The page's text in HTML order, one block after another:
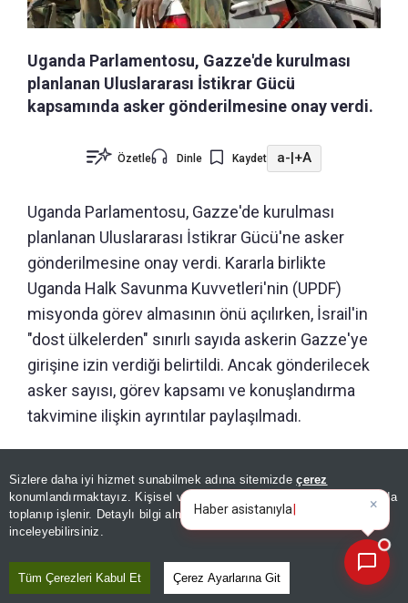
Sizlere daha iyi hizmet sunabilmek adına sitemizdeçerez
konumlandırmaktayız. Kişisel verileriniz, KVKK ve GDPR kapsamında
toplanıp işlenir. Detaylı bilgi almak içinAydınlatma Metnimizi
inceleyebilirsiniz.
Tüm Çerezleri Kabul Et Çerez Ayarlarına Git
Uganda Parlamentosu, Gazze'de kurulması
planlanan Uluslararası İstikrar Gücü
kapsamında asker gönderilmesine onay verdi.
Özetle Dinle Kaydet a- +A
Uganda Parlamentosu, Gazze'de kurulması
planlanan Uluslararası İstikrar Gücü'ne asker
gönderilmesine onay verdi. Kararla birlikte
Uganda Halk Savunma Kuvvetleri'nin (UPDF)
misyonda görev almasının önü açılırken, İsrail'in
"dost ülkelerden" sınırlı sayıda askerin Gazze'ye
girişine izin verdiği belirtildi. Ancak gönderilecek
asker sayısı, görev kapsamı ve konuşlandırma
takvimine ilişkin ayrıntılar paylaşılmadı.
ÖNERİLEN HABERLER
GÜNDEM
Türkiye'yi hedef almıştı! AK
Parti'den Uganda
Genelkurmay Başkanı'na ilk
×
Bugünün öne çıkan manşet